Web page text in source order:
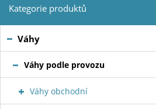
Kategorie produktů
Váhy
Váhy podle provozu
Váhy obchodní